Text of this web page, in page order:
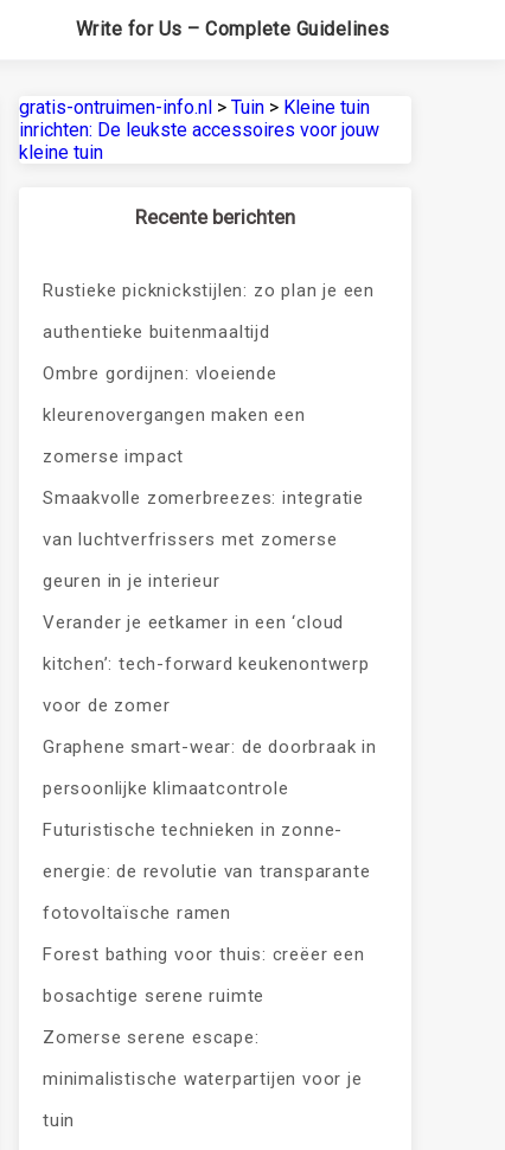
Write for Us – Complete Guidelines
gratis-ontruimen-info.nl> Tuin> Kleine tuin
inrichten: De leukste accessoires voor jouw
kleine tuin
Recente berichten
Rustieke picknickstijlen: zo plan je een
authentieke buitenmaaltijd
Ombre gordijnen: vloeiende
kleurenovergangen maken een
zomerse impact
Smaakvolle zomerbreezes: integratie
van luchtverfrissers met zomerse
geuren in je interieur
Verander je eetkamer in een ‘cloud
kitchen’: tech-forward keukenontwerp
voor de zomer
Graphene smart-wear: de doorbraak in
persoonlijke klimaatcontrole
Futuristische technieken in zonne-
energie: de revolutie van transparante
fotovoltaïsche ramen
Forest bathing voor thuis: creëer een
bosachtige serene ruimte
Zomerse serene escape:
minimalistische waterpartijen voor je
tuin